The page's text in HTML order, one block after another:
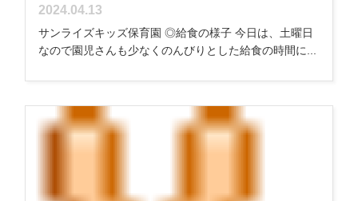
2024.04.13
サンライズキッズ保育園 ◎給食の様子 今日は、土曜日
なので園児さんも少なくのんびりとした給食の時間に...